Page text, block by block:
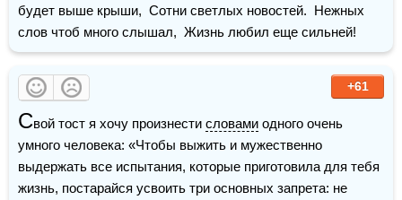
будет выше крыши,  Сотни светлых новостей.  Нежных
слов чтоб много слышал,  Жизнь любил еще сильней!
+61
Свой тост я хочу произнести словами одного очень
умного человека: «Чтобы выжить и мужественно
выдержать все испытания, которые приготовила для тебя
жизнь, постарайся усвоить три основных запрета: не